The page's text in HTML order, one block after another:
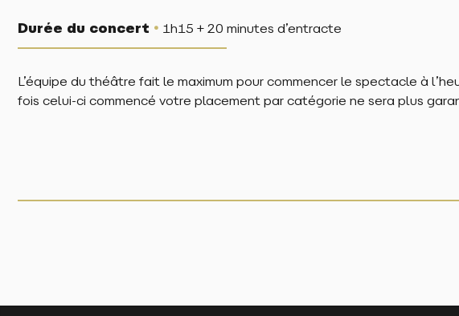
Durée du concert • 1h15 + 20 minutes d’entracte
L’équipe du théâtre fait le maximum pour commencer le spectacle à
fois celui-ci commencé votre placement par catégorie ne sera plus